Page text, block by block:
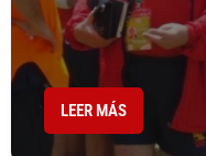
LEER MÁS